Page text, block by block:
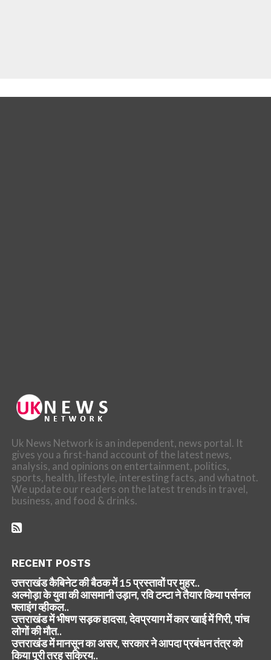
Uk News Network is an independent, news portal. It
gives you a first-hand account of the latest news,
analysis, and opinions on entertainment, politics,
sports, health, lifestyle, interesting facts, and whatnot.
We update our readers on the latest trends in travel,
business, and food & drinks.
RECENT POSTS
उत्तराखंड कैबिनेट की बैठक में 15 प्रस्तावों पर मुहर..
अल्मोड़ा के युवा की आसमानी उड़ान, रवि टम्टा ने तैयार किया पर्सनल
फ्लाइंग व्हीकल..
उत्तराखंड में भीषण सड़क हादसा, देवप्रयाग में कार खाई में गिरी, पांच
लोगों की मौत..
उत्तराखंड में मानसून का असर, सरकार ने आपदा प्रबंधन तंत्र को
किया पूरी तरह सक्रिय..